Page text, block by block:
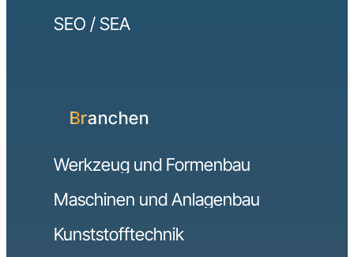
SEO / SEA
Branchen
Werkzeug und Formenbau
Maschinen und Anlagenbau
Kunststofftechnik